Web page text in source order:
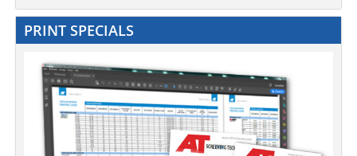
PRINT SPECIALS